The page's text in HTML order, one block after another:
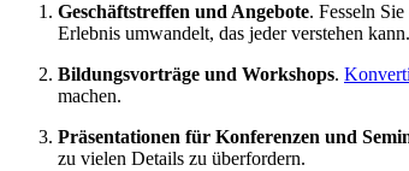
Geschäftstreffen und Angebote. Fesseln
Erlebnis umwandelt, das jeder verstehen kann.
Bildungsvorträge und Workshops.
machen.
Präsentationen für Konferenzen und
zu vielen Details zu überfordern.